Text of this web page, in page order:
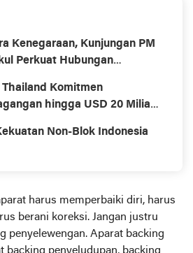
Kenegaraan, Kunjungan PM
Perkuat Hubungan
Thailand Komitmen
hingga USD 20 Miliar
Non-Blok Indonesia
harus memperbaiki diri, harus
berani koreksi. Jangan justru
penyelewengan. Aparat backing